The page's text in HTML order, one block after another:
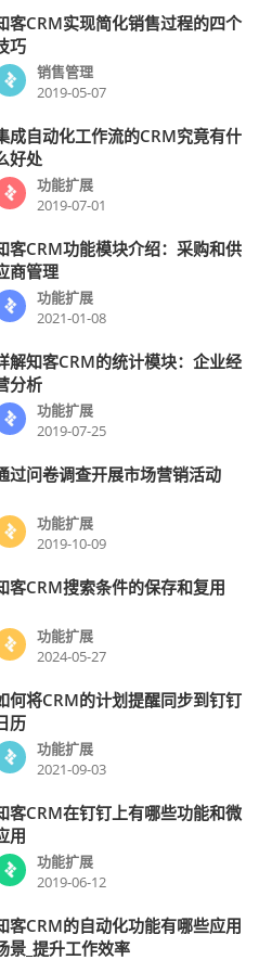
客CRM实现简化销售过程的四个
巧
销售管理
2019-05-07
成自动化工作流的CRM究竟有什
好处
功能扩展
2019-07-01
客CRM功能模块介绍：采购和供
商管理
功能扩展
2021-01-08
解知客CRM的统计模块：企业经
分析
功能扩展
2019-07-25
过问卷调查开展市场营销活动
功能扩展
2019-10-09
客CRM搜索条件的保存和复用
功能扩展
2024-05-27
何将CRM的计划提醒同步到钉钉
历
功能扩展
2021-09-03
客CRM在钉钉上有哪些功能和微
用
功能扩展
2019-06-12
客CRM的自动化功能有哪些应用
景_提升工作效率